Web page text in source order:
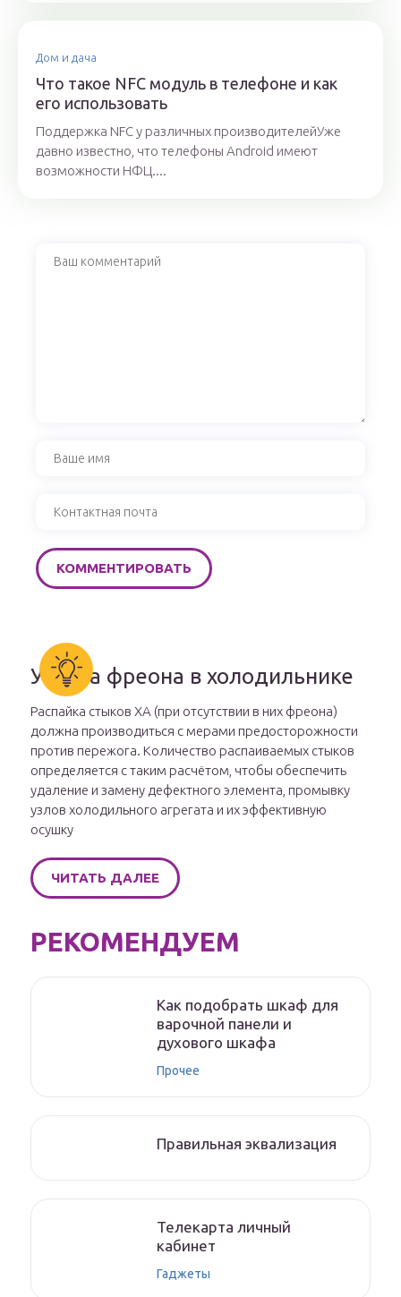
Дом и дача
Что такое NFC модуль в телефоне и как
его использовать
Поддержка NFC у различных производителейУже
давно известно, что телефоны Android имеют
возможности НФЦ....
Утечка фреона в холодильнике
Распайка стыков ХА (при отсутствии в них фреона)
должна производиться с мерами предосторожности
против пережога. Количество распаиваемых стыков
определяется с таким расчётом, чтобы обеспечить
удаление и замену дефектного элемента, промывку
узлов холодильного агрегата и их эффективную
осушку
ЧИТАТЬ ДАЛЕЕ
РЕКОМЕНДУЕМ
Как подобрать шкаф для
варочной панели и
духового шкафа
Прочее
Правильная эквализация
Телекарта личный
кабинет
Гаджеты